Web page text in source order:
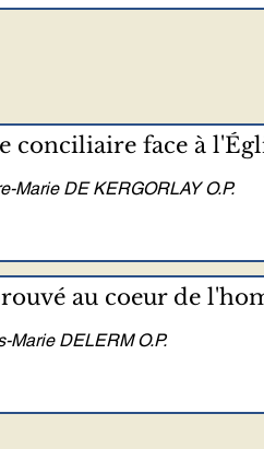
conciliaire face à
Marie DE KERGORLAY O.P.
au coeur de
Marie DELERM O.P.